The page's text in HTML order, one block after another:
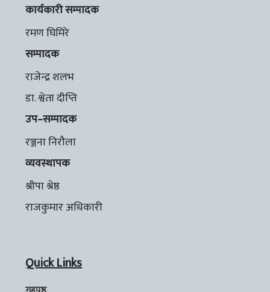
कार्यकारी सम्पादक
रमण घिमिरे
सम्पादक
राजेन्द्र शलभ
डा. श्वेता दीप्ति
उप–सम्पादक
रञ्जना निरौला
व्यवस्थापक
श्रीपा श्रेष्ठ
राजकुमार अधिकारी
Quick Links